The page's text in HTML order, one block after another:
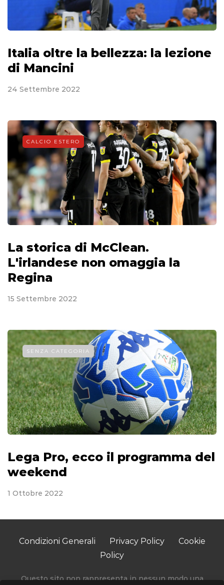
Italia oltre la bellezza: la lezione
di Mancini
24 Settembre 2022
CALCIO ESTERO
La storica di McClean.
L'irlandese non omaggia la
Regina
15 Settembre 2022
SENZA CATEGORIA
Lega Pro, ecco il programma del
weekend
1 Ottobre 2022
Condizioni Generali Privacy Policy
Cookie
Policy
Questo sito non rappresenta in nessun modo una